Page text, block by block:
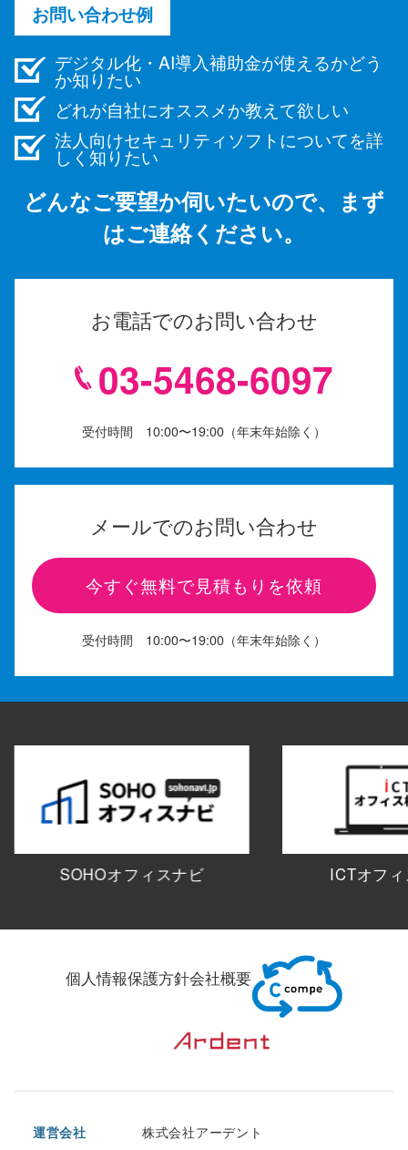
お問い合わせ例
デジタル化・AI導入補助金が使えるかどう
か知りたい
どれが自社にオススメか教えて欲しい
法人向けセキュリティソフトについてを詳
しく知りたい
どんなご要望か伺いたいので、まず
はご連絡ください。
お電話でのお問い合わせ
03-5468-6097
受付時間 10:00〜19:00（年末年始除く）
メールでのお問い合わせ
今すぐ無料で見積もりを依頼
受付時間 10:00〜19:00（年末年始除く）
SOHOオフィスナビ ICTオフ
個人情報保護方針会社概要
運営会社 株式会社アーデント